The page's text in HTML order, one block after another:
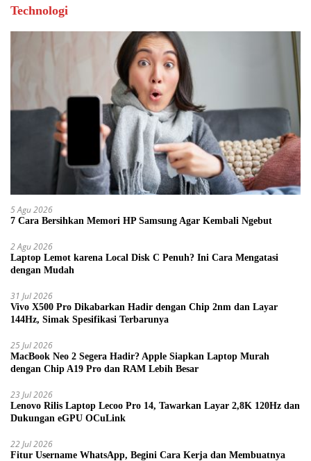
Technologi
5 Agu 2026
7 Cara Bersihkan Memori HP Samsung Agar Kembali Ngebut
2 Agu 2026
Laptop Lemot karena Local Disk C Penuh? Ini Cara Mengatasi
dengan Mudah
31 Jul 2026
Vivo X500 Pro Dikabarkan Hadir dengan Chip 2nm dan Layar
144Hz, Simak Spesifikasi Terbarunya
25 Jul 2026
MacBook Neo 2 Segera Hadir? Apple Siapkan Laptop Murah
dengan Chip A19 Pro dan RAM Lebih Besar
23 Jul 2026
Lenovo Rilis Laptop Lecoo Pro 14, Tawarkan Layar 2,8K 120Hz dan
Dukungan eGPU OCuLink
22 Jul 2026
Fitur Username WhatsApp, Begini Cara Kerja dan Membuatnya